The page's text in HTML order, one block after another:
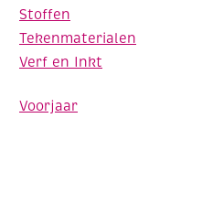
Stoffen
Tekenmaterialen
Verf en Inkt
Voorjaar